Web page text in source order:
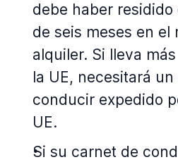
debe haber residido
de seis meses en el
alquiler. Si lleva
la UE, necesitará
conducir expedido
UE.
Si su carnet de